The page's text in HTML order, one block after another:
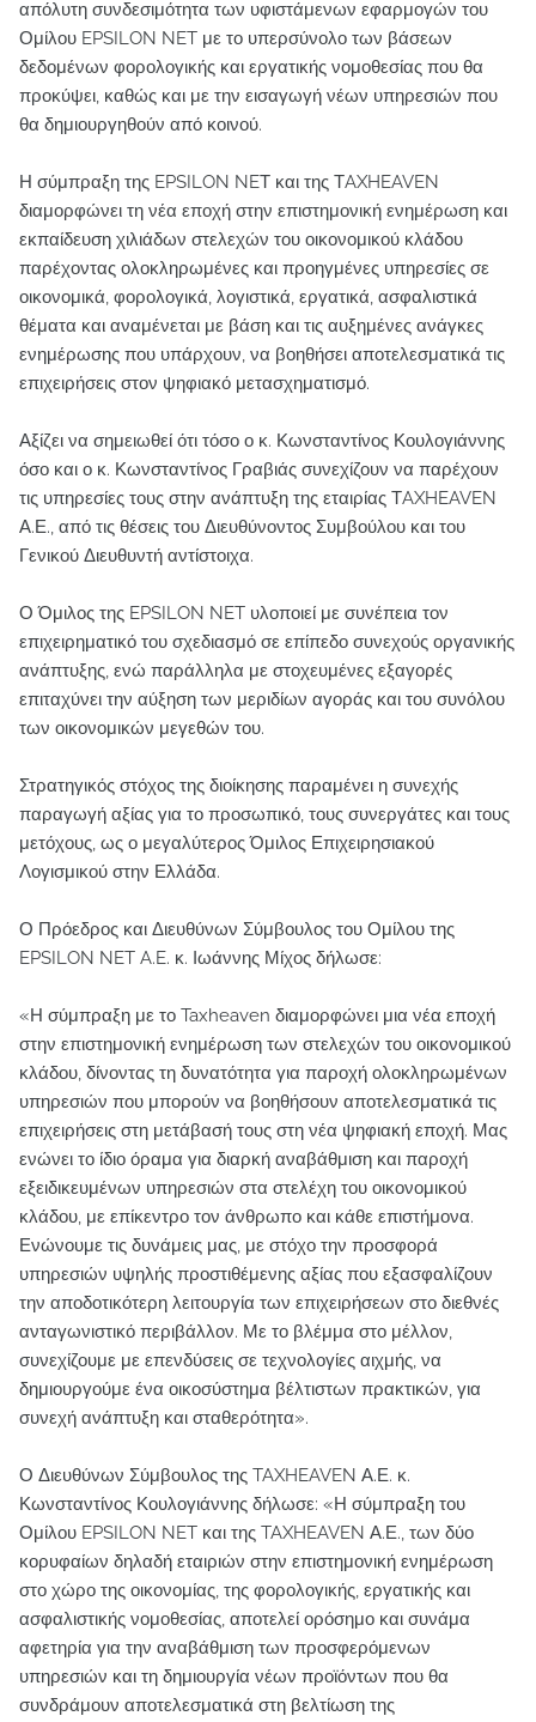
απόλυτη συνδεσιμότητα των υφιστάμενων εφαρμογών του
Ομίλου EPSILON NET με το υπερσύνολο των βάσεων
δεδομένων φορολογικής και εργατικής νομοθεσίας που θα
προκύψει, καθώς και με την εισαγωγή νέων υπηρεσιών που
θα δημιουργηθούν από κοινού.
Η σύμπραξη της EPSILON NEΤ και της ΤAXHEAVEN
διαμορφώνει τη νέα εποχή στην επιστημονική ενημέρωση και
εκπαίδευση χιλιάδων στελεχών του οικονομικού κλάδου
παρέχοντας ολοκληρωμένες και προηγμένες υπηρεσίες σε
οικονομικά, φορολογικά, λογιστικά, εργατικά, ασφαλιστικά
θέματα και αναμένεται με βάση και τις αυξημένες ανάγκες
ενημέρωσης που υπάρχουν, να βοηθήσει αποτελεσματικά τις
επιχειρήσεις στον ψηφιακό μετασχηματισμό.
Αξίζει να σημειωθεί ότι τόσο ο κ. Κωνσταντίνος Κουλογιάννης
όσο και ο κ. Κωνσταντίνος Γραβιάς συνεχίζουν να παρέχουν
τις υπηρεσίες τους στην ανάπτυξη της εταιρίας ΤAXHEAVEN
Α.Ε., από τις θέσεις του Διευθύνοντος Συμβούλου και του
Γενικού Διευθυντή αντίστοιχα.
Ο Όμιλος της EPSILON NET υλοποιεί με συνέπεια τον
επιχειρηματικό του σχεδιασμό σε επίπεδο συνεχούς οργανικής
ανάπτυξης, ενώ παράλληλα με στοχευμένες εξαγορές
επιταχύνει την αύξηση των μεριδίων αγοράς και του συνόλου
των οικονομικών μεγεθών του.
Στρατηγικός στόχος της διοίκησης παραμένει η συνεχής
παραγωγή αξίας για το προσωπικό, τους συνεργάτες και τους
μετόχους, ως ο μεγαλύτερος Όμιλος Επιχειρησιακού
Λογισμικού στην Ελλάδα.
Ο Πρόεδρος και Διευθύνων Σύμβουλος του Ομίλου της
EPSILON NET A.E. κ. Ιωάννης Μίχος δήλωσε:
«Η σύμπραξη με το Taxheaven διαμορφώνει μια νέα εποχή
στην επιστημονική ενημέρωση των στελεχών του οικονομικού
κλάδου, δίνοντας τη δυνατότητα για παροχή ολοκληρωμένων
υπηρεσιών που μπορούν να βοηθήσουν αποτελεσματικά τις
επιχειρήσεις στη μετάβασή τους στη νέα ψηφιακή εποχή. Μας
ενώνει το ίδιο όραμα για διαρκή αναβάθμιση και παροχή
εξειδικευμένων υπηρεσιών στα στελέχη του οικονομικού
κλάδου, με επίκεντρο τον άνθρωπο και κάθε επιστήμονα.
Ενώνουμε τις δυνάμεις μας, με στόχο την προσφορά
υπηρεσιών υψηλής προστιθέμενης αξίας που εξασφαλίζουν
την αποδοτικότερη λειτουργία των επιχειρήσεων στο διεθνές
ανταγωνιστικό περιβάλλον. Με το βλέμμα στο μέλλον,
συνεχίζουμε με επενδύσεις σε τεχνολογίες αιχμής, να
δημιουργούμε ένα οικοσύστημα βέλτιστων πρακτικών, για
συνεχή ανάπτυξη και σταθερότητα».
Ο Διευθύνων Σύμβουλος της TAXHEAVEN Α.Ε. κ.
Κωνσταντίνος Κουλογιάννης δήλωσε: «Η σύμπραξη του
Ομίλου EPSILON NET και της TAXHEAVEN Α.Ε., των δύο
κορυφαίων δηλαδή εταιριών στην επιστημονική ενημέρωση
στο χώρο της οικονομίας, της φορολογικής, εργατικής και
ασφαλιστικής νομοθεσίας, αποτελεί ορόσημο και συνάμα
αφετηρία για την αναβάθμιση των προσφερόμενων
υπηρεσιών και τη δημιουργία νέων προϊόντων που θα
συνδράμουν αποτελεσματικά στη βελτίωση της